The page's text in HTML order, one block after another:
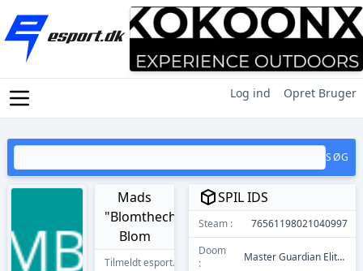
Log ind Opret Bruger
SØG
Mads
"Blomthechamp"
Blom
Tilmeldt esport.dk
23/09/2021
SPIL IDS
Steam :
76561198021040997
Doom
:
Master Guardian Elite (MGE)